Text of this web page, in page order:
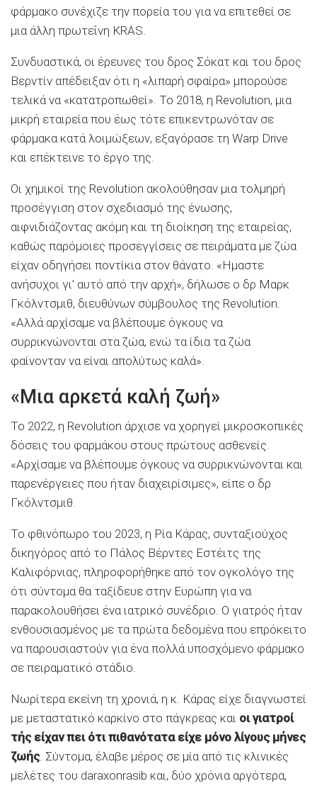
φάρμακο συνέχιζε την πορεία του για να επιτεθεί σε
μια άλλη πρωτεΐνη KRAS.
Συνδυαστικά, οι έρευνες του δρος Σόκατ και του δρος
Βερντίν απέδειξαν ότι η «λιπαρή σφαίρα» μπορούσε
τελικά να «κατατροπωθεί». Το 2018, η Revolution, μια
μικρή εταιρεία που έως τότε επικεντρωνόταν σε
φάρμακα κατά λοιμώξεων, εξαγόρασε τη Warp Drive
και επέκτεινε το έργο της.
Οι χημικοί της Revolution ακολούθησαν μια τολμηρή
προσέγγιση στον σχεδιασμό της ένωσης,
αιφνιδιάζοντας ακόμη και τη διοίκηση της εταιρείας,
καθώς παρόμοιες προσεγγίσεις σε πειράματα με ζώα
είχαν οδηγήσει ποντίκια στον θάνατο. «Ημαστε
ανήσυχοι γι’ αυτό από την αρχή», δήλωσε ο δρ Μαρκ
Γκόλντσμιθ, διευθύνων σύμβουλος της Revolution.
«Αλλά αρχίσαμε να βλέπουμε όγκους να
συρρικνώνονται στα ζώα, ενώ τα ίδια τα ζώα
φαίνονταν να είναι απολύτως καλά».
«Μια αρκετά καλή ζωή»
Το 2022, η Revolution άρχισε να χορηγεί μικροσκοπικές
δόσεις του φαρμάκου στους πρώτους ασθενείς.
«Αρχίσαμε να βλέπουμε όγκους να συρρικνώνονται και
παρενέργειες που ήταν διαχειρίσιμες», είπε ο δρ
Γκόλντσμιθ.
Το φθινόπωρο του 2023, η Ρία Κάρας, συνταξιούχος
δικηγόρος από το Πάλος Βέρντες Εστέιτς της
Καλιφόρνιας, πληροφορήθηκε από τον ογκολόγο της
ότι σύντομα θα ταξίδευε στην Ευρώπη για να
παρακολουθήσει ένα ιατρικό συνέδριο. Ο γιατρός ήταν
ενθουσιασμένος με τα πρώτα δεδομένα που επρόκειτο
να παρουσιαστούν για ένα πολλά υποσχόμενο φάρμακο
σε πειραματικό στάδιο.
Νωρίτερα εκείνη τη χρονιά, η κ. Κάρας είχε διαγνωστεί
με μεταστατικό καρκίνο στο πάγκρεας και οι γιατροί
τής είχαν πει ότι πιθανότατα είχε μόνο λίγους μήνες
ζωής. Σύντομα, έλαβε μέρος σε μία από τις κλινικές
μελέτες του daraxonrasib και, δύο χρόνια αργότερα,